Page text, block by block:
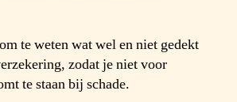
te weten wat wel en niet gedekt
zodat je niet voor
te staan bij schade.